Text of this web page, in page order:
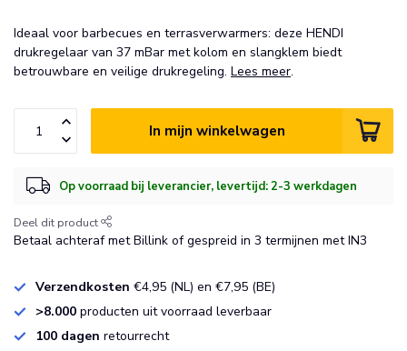
Ideaal voor barbecues en terrasverwarmers: deze HENDI
drukregelaar van 37 mBar met kolom en slangklem biedt
betrouwbare en veilige drukregeling. Lees meer.
In mijn winkelwagen
Op voorraad bij leverancier, levertijd: 2-3 werkdagen
Deel dit product
Betaal achteraf met Billink of gespreid in 3 termijnen met IN3
Verzendkosten €4,95 (NL) en €7,95 (BE)
>8.000 producten uit voorraad leverbaar
100 dagen retourrecht